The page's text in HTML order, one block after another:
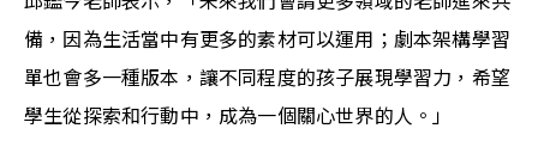
備，因為生活當中有更多的素材可以運用；劇本架構學習
單也會多一種版本，讓不同程度的孩子展現學習力，希望
學生從探索和行動中，成為一個關心世界的人。」